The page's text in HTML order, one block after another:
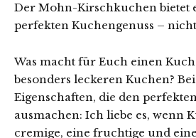
Der Mohn-Kirschkuchen bietet
perfekten Kuchengenuss –
Was macht für Euch einen
besonders leckeren Kuchen?
Eigenschaften, die den
ausmachen: Ich liebe es, wenn
cremige, eine fruchtige und